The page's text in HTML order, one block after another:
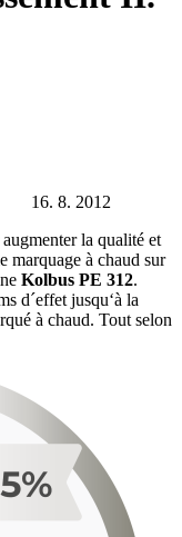
16. 8. 2012
la qualité et
marquage à chaud sur
Kolbus PE 312.
d´effet jusqu‘à la
à chaud. Tout selon